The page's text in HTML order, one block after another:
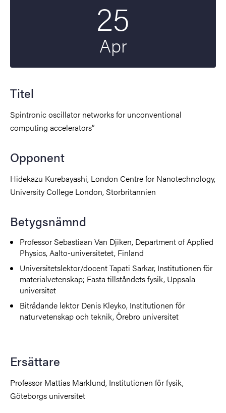
25
Apr
Titel
Spintronic oscillator networks for unconventional
computing accelerators”
Opponent
Hidekazu Kurebayashi, London Centre for Nanotechnology,
University College London, Storbritannien
Betygsnämnd
Professor Sebastiaan Van Djiken, Department of Applied
Physics,Aalto-universitetet, Finland
Universitetslektor/docentTapati Sarkar, Institutionen för
materialvetenskap; Fasta tillståndets fysik, Uppsala
universitet
Biträdande lektor Denis Kleyko, Institutionen för
naturvetenskap och teknik, Örebro universitet
Ersättare
Professor Mattias Marklund, Institutionen för fysik,
Göteborgs universitet